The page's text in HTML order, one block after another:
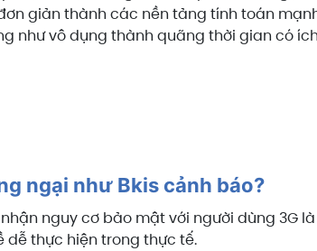
giản thành các nền tảng tính toán
như vô dụng thành quãng thời gian có
ngại như Bkis cảnh báo?
nguy cơ bảo mật với người dùng 3G
dễ thực hiện trong thực tế.